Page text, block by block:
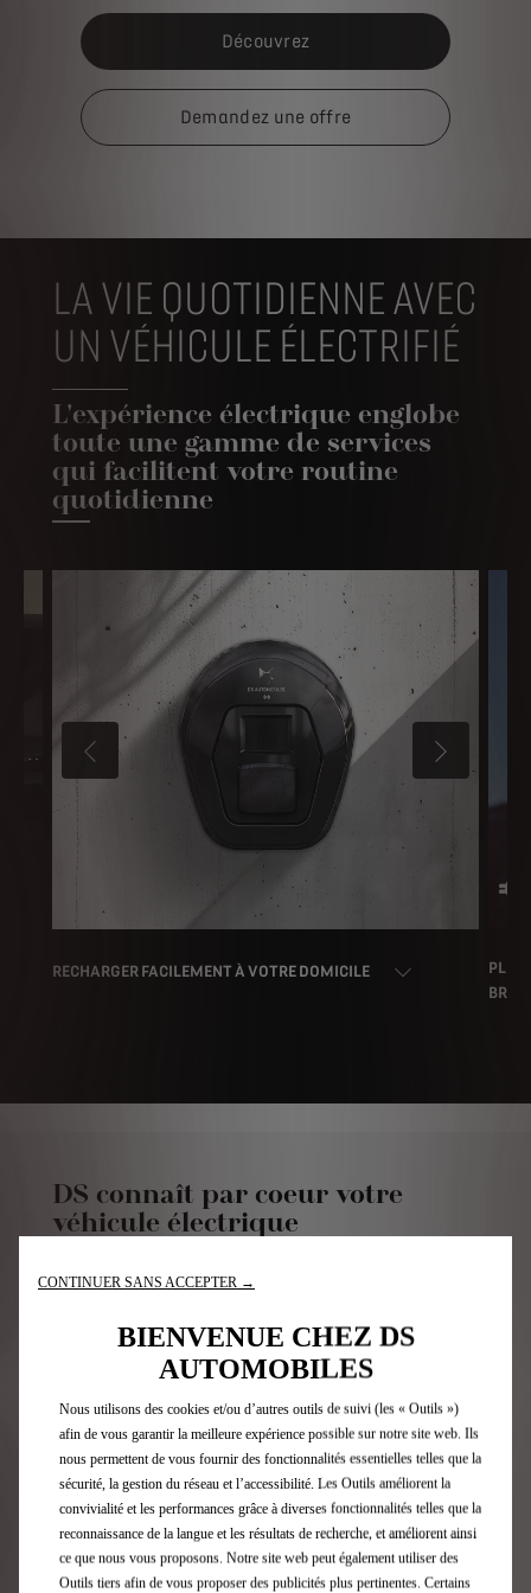
Découvrez
Demandez une offre
LA VIE QUOTIDIENNE AVEC
UN VÉHICULE ÉLECTRIFIÉ
L'expérience électrique englobe
toute une gamme de services
qui facilitent votre routine
quotidienne
PRÉCÉDENT
RECHARGER FACILEMENT À VOTRE DOMICILE
PLUG
SUIVANT
DS connaît par coeur votre
véhicule électrique
Vous avez choisi un véhicule électrique DS, profitez de
Sans embrayage, ni vidange d'huile à faire, ni système
d'échappement, les véhicules électriques nécessitent
moins d'entretien et des visites moins fréquentes que
Toutefois, des contrôles de sécurité sont toujours
indispensables. Sophistiqués, les systèmes
électroniques de gestion de la batterie et de l'énergie
doivent être régulièrement inspectés.
Il est important de prévoir un entretien régulier chez
votre spécialiste DS pour :
CONTINUER SANS ACCEPTER →
BIENVENUE CHEZ DS
AUTOMOBILES
Nous utilisons des cookies et/ou d’autres outils de suivi (les « Outils »)
afin de vous garantir la meilleure expérience possible sur notre site web. Ils
nous permettent de vous fournir des fonctionnalités essentielles telles que la
sécurité, la gestion du réseau et l’accessibilité. Les Outils améliorent la
convivialité et les performances grâce à diverses fonctionnalités telles que la
reconnaissance de la langue et les résultats de recherche, et améliorent ainsi
ce que nous vous proposons. Notre site web peut également utiliser des
Outils tiers afin de vous proposer des publicités plus pertinentes. Certains